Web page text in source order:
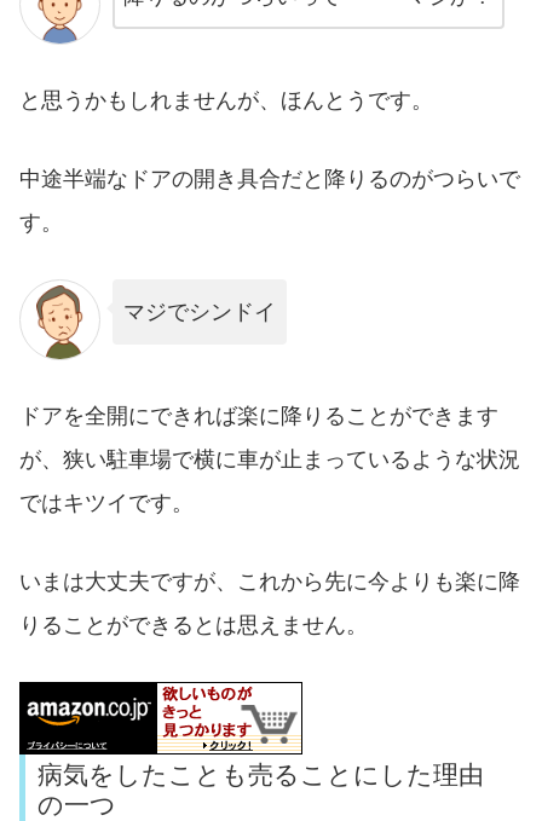
と思うかもしれませんが、ほんとうです。
中途半端なドアの開き具合だと降りるのがつらいで
す。
マジでシンドイ
ドアを全開にできれば楽に降りることができます
が、狭い駐車場で横に車が止まっているような状況
ではキツイです。
いまは大丈夫ですが、これから先に今よりも楽に降
りることができるとは思えません。
病気をしたことも売ることにした理由
の一つ